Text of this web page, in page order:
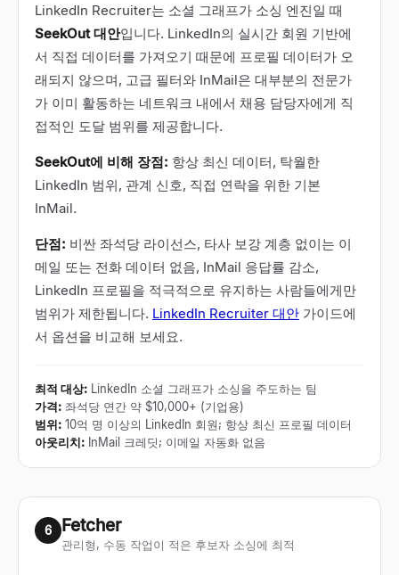
LinkedIn Recruiter는 소셜 그래프가 소싱 엔진일 때
SeekOut 대안입니다. LinkedIn의 실시간 회원 기반에
서 직접 데이터를 가져오기 때문에 프로필 데이터가 오
래되지 않으며, 고급 필터와 InMail은 대부분의 전문가
가 이미 활동하는 네트워크 내에서 채용 담당자에게 직
접적인 도달 범위를 제공합니다.
SeekOut에 비해 장점: 항상 최신 데이터, 탁월한
LinkedIn 범위, 관계 신호, 직접 연락을 위한 기본
InMail.
단점: 비싼 좌석당 라이선스, 타사 보강 계층 없이는 이
메일 또는 전화 데이터 없음, InMail 응답률 감소,
LinkedIn 프로필을 적극적으로 유지하는 사람들에게만
범위가 제한됩니다. LinkedIn Recruiter 대안 가이드에
서 옵션을 비교해 보세요.
최적 대상: LinkedIn 소셜 그래프가 소싱을 주도하는 팀
가격: 좌석당 연간 약 $10,000+ (기업용)
범위: 10억 명 이상의 LinkedIn 회원; 항상 최신 프로필 데이터
아웃리치: InMail 크레딧; 이메일 자동화 없음
6 Fetcher
관리형, 수동 작업이 적은 후보자 소싱에 최적